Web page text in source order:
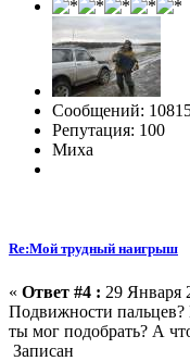
Сообщений:
Репутация: 100
Миха
Re:Мой трудный наигрыш
« Ответ #4 : 29 Января
Подвижности
ты мог подобрать? А
Записан